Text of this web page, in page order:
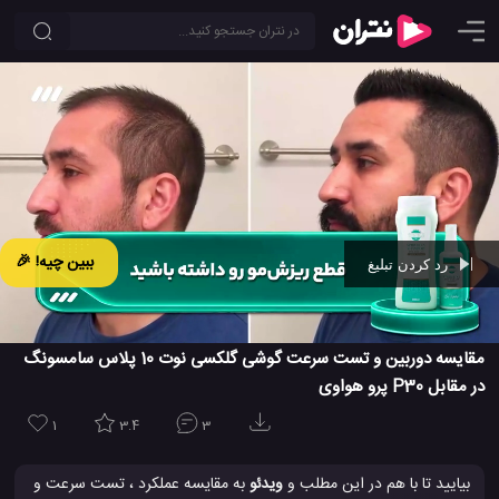
ببین چیه! 🎉 رد کردن تبلیغ
Ad -00:41
مقایسه دوربین و تست سرعت گوشی گلکسی نوت 10 پلاس سامسونگ
در مقابل P30 پرو هواوی
1 3.4 3
بیایید تا با هم در این مطلب وویدئوبه مقایسه عملکرد ، تست سرعت و